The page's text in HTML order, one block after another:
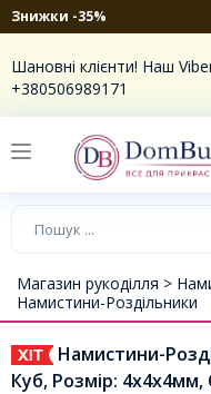
Знижки -35%
Шановні клієнти! Наш
+380506989171
Магазин рукоділля >
Намистини-Роздільники
Намистини-
Куб, Розмір: